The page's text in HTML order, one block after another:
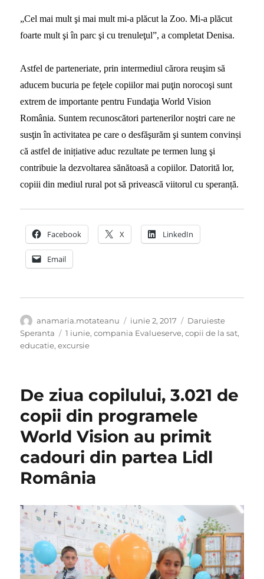
„Cel mai mult şi mai mult mi-a plăcut la Zoo. Mi-a plăcut
foarte mult şi în parc şi cu trenuleţul”, a completat Denisa.
Astfel de parteneriate, prin intermediul cărora reuşim să
aducem bucuria pe feţele copiilor mai puţin norocoşi sunt
extrem de importante pentru Fundaţia World Vision
România. Suntem recunoscători partenerilor noştri care ne
susţin în activitatea pe care o desfăşurăm şi suntem convinși
că astfel de inițiative aduc rezultate pe termen lung şi
contribuie la dezvoltarea sănătoasă a copiilor. Datorită lor,
copiii din mediul rural pot să privească viitorul cu speranță.
Facebook X LinkedIn
Email
Autor
anamaria.motateanu
Publicat
pe
iunie 2, 2017 Categorii
Daruieste
Speranta
Etichete
1 iunie,compania Evalueserve,copii de la sat,
educatie,excursie
De ziua copilului, 3.021 de
copii din programele
World Vision au primit
cadouri din partea Lidl
România